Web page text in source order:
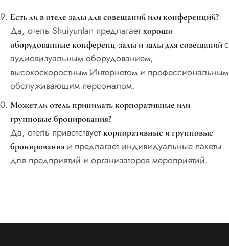
Есть ли в отеле залы для совещаний или конференций?
Да, отель Shuiyunlan предлагает хорошо
оборудованные конференц-залы и залы для совещанийс
аудиовизуальным оборудованием,
высокоскоростным Интернетом и профессиональным
обслуживающим персоналом.
Может ли отель принимать корпоративные или
групповые бронирования?
Да, отель приветствует корпоративные и групповые
бронирования и предлагает индивидуальные пакеты
для предприятий и организаторов мероприятий.